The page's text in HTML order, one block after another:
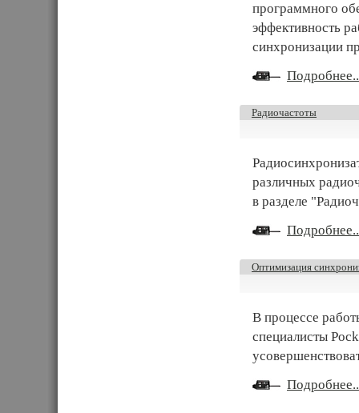
программного
эффективность
синхронизации
Радиочастоты
различных
в разделе
Оптимизация
В процессе
специалисты